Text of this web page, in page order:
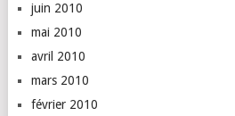
juin 2010
mai 2010
avril 2010
mars 2010
février 2010